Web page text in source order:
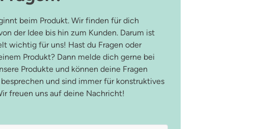
beim Produkt. Wir finden für dich
der Idee bis hin zum Kunden. Darum ist
wichtig für uns! Hast du Fragen oder
Produkt? Dann melde dich gerne bei
Produkte und können deine Fragen
und sind immer für konstruktives
freuen uns auf deine Nachricht!